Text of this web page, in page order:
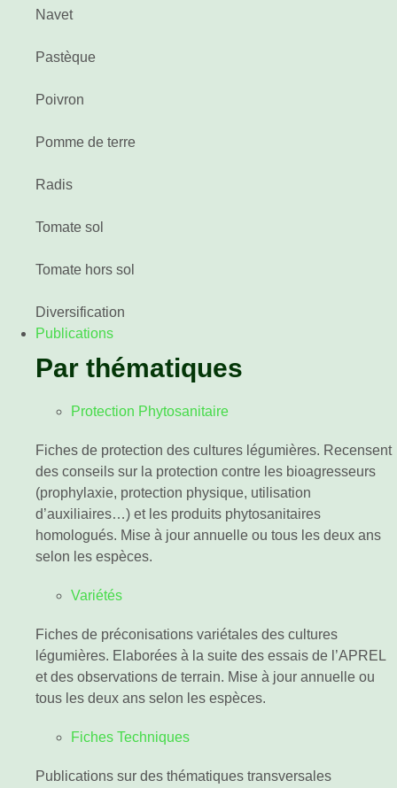
Navet
Pastèque
Poivron
Pomme de terre
Radis
Tomate sol
Tomate hors sol
Diversification
Publications
Par thématiques
Protection Phytosanitaire
Fiches de protection des cultures légumières. Recensent
des conseils sur la protection contre les bioagresseurs
(prophylaxie, protection physique, utilisation
d’auxiliaires…) et les produits phytosanitaires
homologués. Mise à jour annuelle ou tous les deux ans
selon les espèces.
Variétés
Fiches de préconisations variétales des cultures
légumières. Elaborées à la suite des essais de l’APREL
et des observations de terrain. Mise à jour annuelle ou
tous les deux ans selon les espèces.
Fiches Techniques
Publications sur des thématiques transversales